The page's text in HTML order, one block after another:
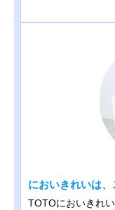
においきれいは、
TOTOにおいきれ